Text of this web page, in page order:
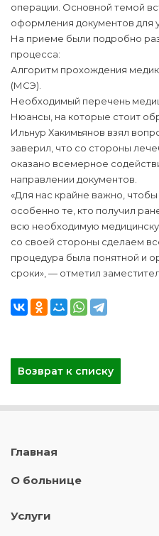
операции. Основной темой
оформления документов для
На приеме были подробно
процесса:
Алгоритм прохождения
(МСЭ).
Необходимый перечень
Нюансы, на которые стоит
Ильнур Хакимьянов взял
заверил, что со стороны
оказано всемерное
направлении документов.
«Для нас крайне важно,
особенно те, кто получил
всю необходимую
со своей стороны сделаем
процедура была понятной и
сроки», — отметил
Возврат к списку
Главная
О больнице
Услуги